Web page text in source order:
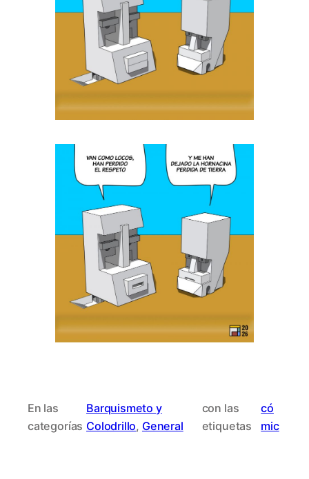
En las
categorías
Barquismeto y
Colodrillo, General
con las
etiquetas
có
mic